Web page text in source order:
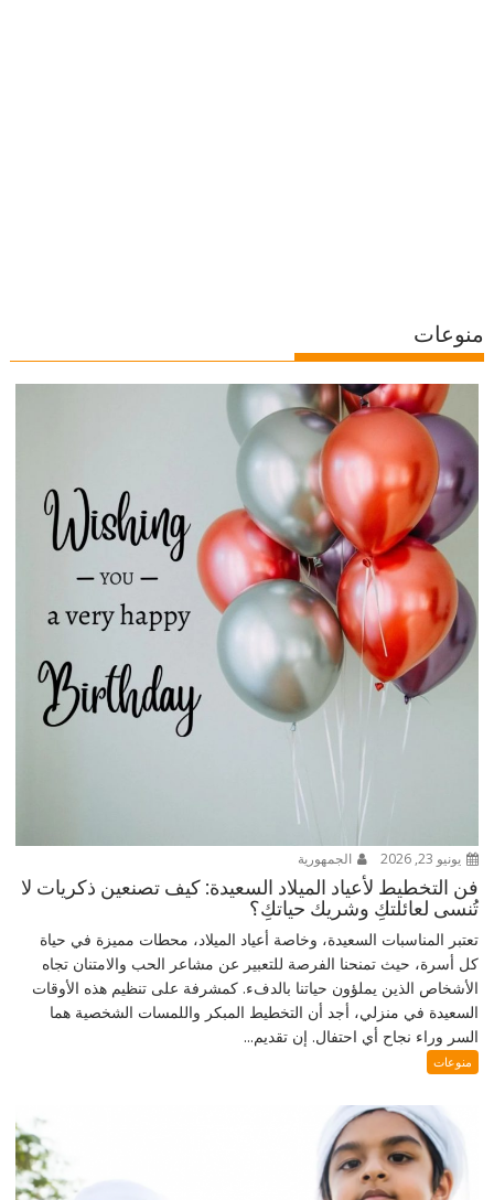
منوعات
يونيو 23, 2026 الجمهورية
فن التخطيط لأعياد الميلاد السعيدة: كيف تصنعين ذكريات لا
تُنسى لعائلتكِ وشريك حياتكِ؟
تعتبر المناسبات السعيدة، وخاصة أعياد الميلاد، محطات مميزة في حياة
كل أسرة، حيث تمنحنا الفرصة للتعبير عن مشاعر الحب والامتنان تجاه
الأشخاص الذين يملؤون حياتنا بالدفء. كمشرفة على تنظيم هذه الأوقات
السعيدة في منزلي، أجد أن التخطيط المبكر واللمسات الشخصية هما
السر وراء نجاح أي احتفال. إن تقديم...
منوعات